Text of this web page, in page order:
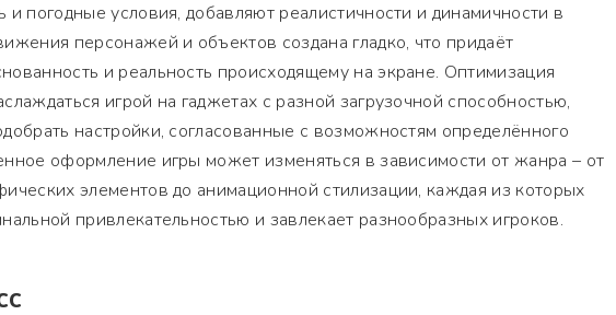
и погодные условия, добавляют реалистичности и динамичности в
персонажей и объектов создана гладко, что придаёт
и реальность происходящему на экране. Оптимизация
игрой на гаджетах с разной загрузочной способностью,
настройки, согласованные с возможностям определённого
оформление игры может изменяться в зависимости от жанра – от
элементов до анимационной стилизации, каждая из которых
привлекательностью и завлекает разнообразных игроков.